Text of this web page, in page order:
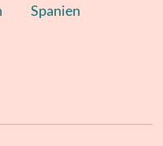
Spanien